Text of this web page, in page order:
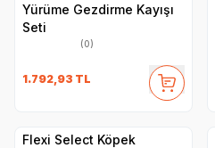
Yürüme Gezdirme Kayışı
Seti
(0)
1.792,93 TL
Flexi Select Köpek